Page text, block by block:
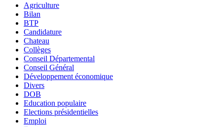
Agriculture
Bilan
BTP
Candidature
Chateau
Collèges
Conseil Départemental
Conseil Général
Développement économique
Divers
DOB
Education populaire
Elections présidentielles
Emploi